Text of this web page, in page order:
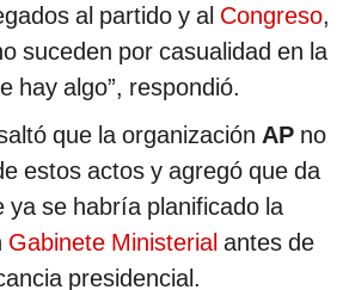
al partido y al Congreso,
suceden por casualidad en la
hay algo”, respondió.
que la organización AP no
estos actos y agregó que da
ya se habría planificado la
Gabinete Ministerial antes de
presidencial.